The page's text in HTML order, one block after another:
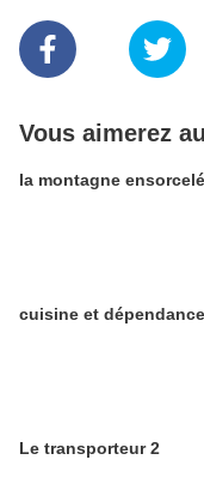
Vous aimerez
la montagne
cuisine et
Le transporteur 2